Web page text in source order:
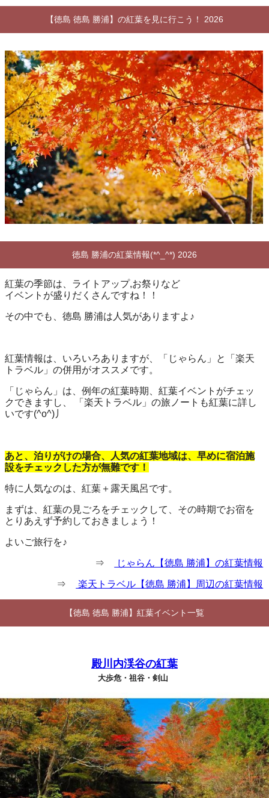
【徳島 徳島 勝浦】の紅葉を見に行こう！ 2026
徳島 勝浦の紅葉情報(*^_^*) 2026
紅葉の季節は、ライトアップ,お祭りなど
イベントが盛りだくさんですね！！
その中でも、徳島 勝浦は人気がありますよ♪
紅葉情報は、いろいろありますが、「じゃらん」と「楽天
トラベル」の併用がオススメです。
「じゃらん」は、例年の紅葉時期、紅葉イベントがチェッ
クできますし、 「楽天トラベル」の旅ノートも紅葉に詳し
いです(^o^)丿
あと、泊りがけの場合、人気の紅葉地域は、早めに宿泊施
設をチェックした方が無難です！
特に人気なのは、紅葉＋露天風呂です。
まずは、紅葉の見ごろをチェックして、その時期でお宿を
とりあえず予約しておきましょう！
よいご旅行を♪
⇒ じゃらん【徳島 勝浦】の紅葉情報
⇒ 楽天トラベル【徳島 勝浦】周辺の紅葉情報
【徳島 徳島 勝浦】紅葉イベント一覧
殿川内渓谷の紅葉
大歩危・祖谷・剣山